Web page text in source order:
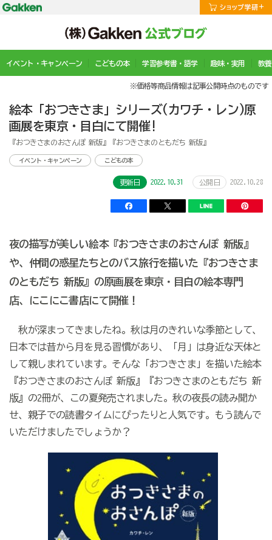
イベント・キャンペーン こどもの本 学習参考書・語学 趣味・実用 教
※価格等商品情報は記事公開時点のものです
絵本「おつきさま」シリーズ(カワチ・レン)原
画展を東京・目白にて開催!
『おつきさまのおさんぽ 新版』『おつきさまのともだち 新版』
イベント・キャンペーン こどもの本
更新日 2022.10.31 公開日 2022.10.28
夜の描写が美しい絵本『おつきさまのおさんぽ 新版』
や、仲間の惑星たちとのバス旅行を描いた『おつきさま
のともだち 新版』の原画展を東京・目白の絵本専門
店、にこにこ書店にて開催！
秋が深まってきましたね。秋は月のきれいな季節として、
日本では昔から月を見る習慣があり、「月」は身近な天体と
して親しまれています。そんな「おつきさま」を描いた絵本
『おつきさまのおさんぽ 新版』『おつきさまのともだち 新
版』の2冊が、この夏発売されました。秋の夜長の読み聞か
せ、親子での読書タイムにぴったりと人気です。もう読んで
いただけましたでしょうか？